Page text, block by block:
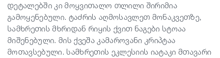
დეტალებში კი მოყვითალო თლილი შირიმია
გამოყენებული. ტაძრის აღმოსავლეთ მონაკვეთზე,
სამხრეთის მხრიდან რიყის ქვით ნაგები სტოაა
მიშენებული. მის ქვეშა კამაროვანი კრიპტაა
მოთავსებული. სამხრეთის ეკლესიის იატაკი მთავარი